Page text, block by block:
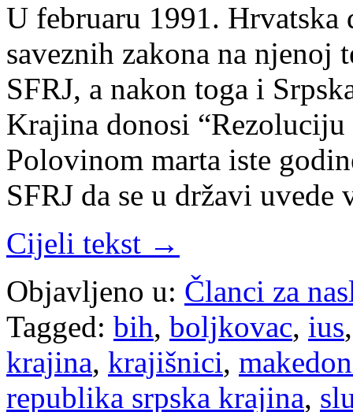
U februaru 1991. Hrvatska
saveznih zakona na
SFRJ, a nakon toga i
Krajina donosi
Polovinom marta iste
SFRJ da se u državi
Cijeli tekst →
Objavljeno u: Članci za
Tagged: bih, boljkovac, ius
krajina, krajišnici,
republika srpska krajina,